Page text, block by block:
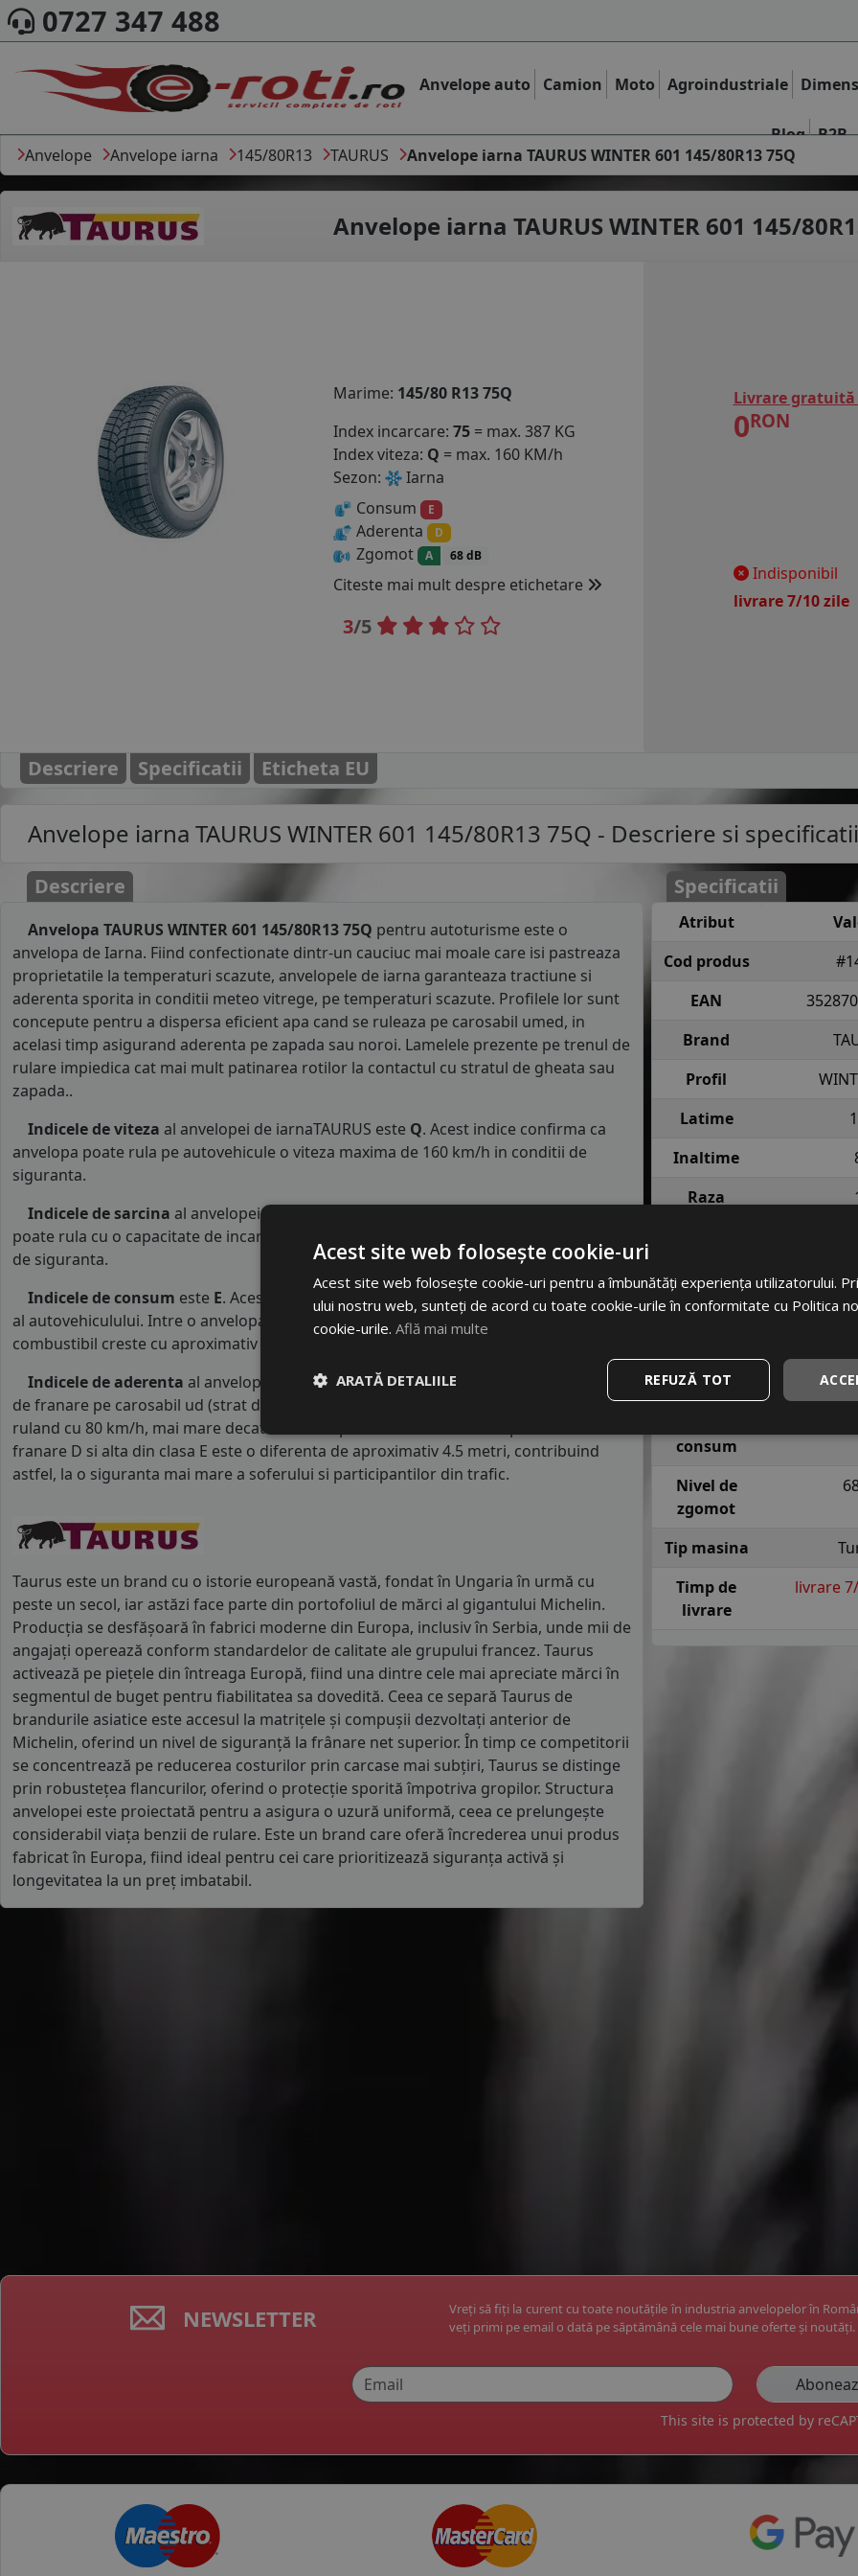
0727 347 488
Anvelope auto Camion Moto Agroindustriale
Blog B2B
Anvelope Anvelope iarna 145/80R13 TAURUS Anvelope iarna TAURUS WINTER 601 145/80R13 75Q
Anvelope iarnaTAURUS WINTER 601 145/
Marime: 145/80 R13 75Q
Index incarcare: 75 = max. 387 KG
Index viteza: Q = max. 160 KM/h
Sezon:
Iarna
Consum
E
Aderenta D
Zgomot A 68 dB
Citeste mai mult despre etichetare
3/5
Livrare
0RON
Indisponibil
livrare 7/10 zile
Descriere Specificatii Eticheta EU
Anvelope iarna TAURUS WINTER 601 145/80R13 75Q - Descriere si specificatii
Descriere
Anvelopa TAURUS WINTER 601 145/80R13 75Q pentru autoturisme este o
anvelopa de Iarna. Fiind confectionate dintr-un cauciuc mai moale care isi pastreaza
proprietatile la temperaturi scazute, anvelopele de iarna garanteaza tractiune si
aderenta sporita in conditii meteo vitrege, pe temperaturi scazute. Profilele lor sunt
concepute pentru a dispersa eficient apa cand se ruleaza pe carosabil umed, in
acelasi timp asigurand aderenta pe zapada sau noroi. Lamelele prezente pe trenul de
rulare impiedica cat mai mult patinarea rotilor la contactul cu stratul de gheata sau
zapada..
Indicele de viteza al anvelopei de iarnaTAURUS este Q. Acest indice confirma ca
anvelopa poate rula pe autovehicule o viteza maxima de 160 km/h in conditii de
siguranta.
Indicele de sarcina al anvelopei este
poate rula cu o capacitate de incarcare maxima de 387 kg pe fiecare roata in conditii
de siguranta.
Indicele de consum este E. Acest indice reprezinta clasa de consum de carburant
al autovehiculului. Intre o anvelopa cu clasa B si o alta din clasa C, consumul de
combustibil creste cu aproximativ 1 litru la fiecare 1000 km parcursi.
Indicele de aderenta al anvelopei este D. Acest tip de anvelope va avea o distanta
de franare pe carosabil ud (strat de apa intre 0.5 mm si 1.5 mm) cu 4 anvelope cu ABS
ruland cu 80 km/h, mai mare decat clasele superioare. Intre o anvelopa din clasa de
franare D si alta din clasa E este o diferenta de aproximativ 4.5 metri, contribuind
astfel, la o siguranta mai mare a soferului si participantilor din trafic.
Taurus este un brand cu o istorie europeană vastă, fondat în Ungaria în urmă cu
peste un secol, iar astăzi face parte din portofoliul de mărci al gigantului Michelin.
Producția se desfășoară în fabrici moderne din Europa, inclusiv în Serbia, unde mii de
angajați operează conform standardelor de calitate ale grupului francez. Taurus
activează pe piețele din întreaga Europă, fiind una dintre cele mai apreciate mărci în
segmentul de buget pentru fiabilitatea sa dovedită. Ceea ce separă Taurus de
brandurile asiatice este accesul la matrițele și compușii dezvoltați anterior de
Michelin, oferind un nivel de siguranță la frânare net superior. În timp ce competitorii
se concentrează pe reducerea costurilor prin carcase mai subțiri, Taurus se distinge
prin robustețea flancurilor, oferind o protecție sporită împotriva gropilor. Structura
anvelopei este proiectată pentru a asigura o uzură uniformă, ceea ce prelungește
considerabil viața benzii de rulare. Este un brand care oferă încrederea unui produs
fabricat în Europa, fiind ideal pentru cei care prioritizează siguranța activă și
longevitatea la un preț imbatabil.
Specificatii
Atribut
Cod produs
EAN
Brand
Profil
Latime
Inaltime
Raza
Indice
Q = pana
Indice
aderenta
consum
Nivel de
zgomot
Tip masina
Timp de
livrare
livrare
NEWSLETTER
Vreți să fiți la curent cu toate noutățile în industria anvelopelor în
veți primi pe email o dată pe săptămână cele mai bune oferte și noutăți.
This site is protected by
Acest site web folosește cookie-uri
Acest site web folosește cookie-uri pentru a îmbunătăți experiența utilizatorului.
ului nostru web, sunteți de acord cu toate cookie-urile în conformitate cu Politica
cookie-urile. Află mai multe
REFUZĂ TOT
ARATĂ DETALIILE